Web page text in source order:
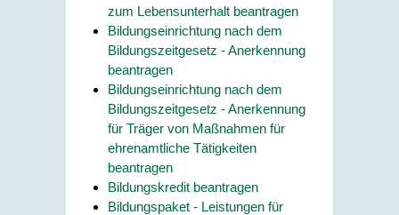
zum Lebensunterhalt beantragen
Bildungseinrichtung nach dem
Bildungszeitgesetz - Anerkennung
beantragen
Bildungseinrichtung nach dem
Bildungszeitgesetz - Anerkennung
für Träger von Maßnahmen für
ehrenamtliche Tätigkeiten
beantragen
Bildungskredit beantragen
Bildungspaket - Leistungen für